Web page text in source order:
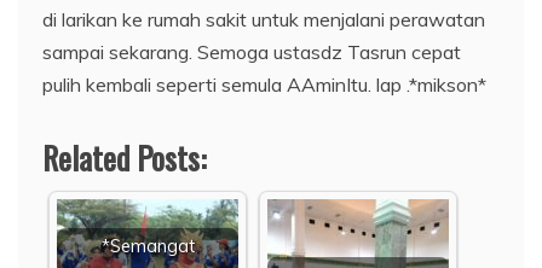
di larikan ke rumah sakit untuk menjalani perawatan
sampai sekarang. Semoga ustasdz Tasrun cepat
pulih kembali seperti semula AAminItu. lap .*mikson*
Related Posts:
*Semangat